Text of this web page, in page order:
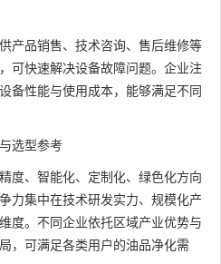
产品销售、技术咨询、售后维修等
可快速解决设备故障问题。企业注
备性能与使用成本，能够满足不同
选型参考
度、智能化、定制化、绿色化方向
力集中在技术研发实力、规模化产
度。不同企业依托区域产业优势与
，可满足各类用户的油品净化需